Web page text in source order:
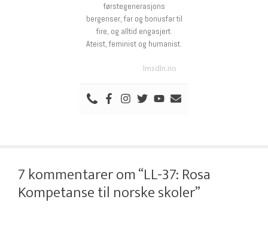
førstegenerasjons
bergenser, far og bonusfar til
fire, og alltid engasjert.
Ateist, feminist og humanist.
lmsdln.no
7 kommentarer om “LL-37: Rosa
Kompetanse til norske skoler”